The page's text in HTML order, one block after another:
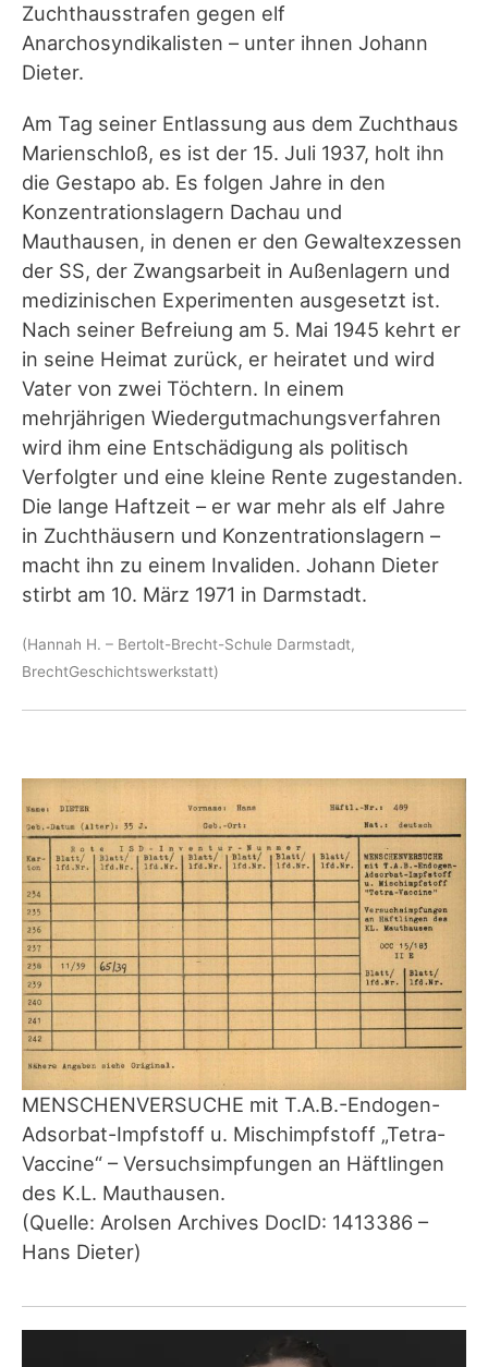
Zuchthausstrafen gegen elf
Anarchosyndikalisten – unter ihnen Johann
Dieter.
Am Tag seiner Entlassung aus dem Zuchthaus
Marienschloß, es ist der 15. Juli 1937, holt ihn
die Gestapo ab. Es folgen Jahre in den
Konzentrationslagern Dachau und
Mauthausen, in denen er den Gewaltexzessen
der SS, der Zwangsarbeit in Außenlagern und
medizinischen Experimenten ausgesetzt ist.
Nach seiner Befreiung am 5. Mai 1945 kehrt er
in seine Heimat zurück, er heiratet und wird
Vater von zwei Töchtern. In einem
mehrjährigen Wiedergutmachungsverfahren
wird ihm eine Entschädigung als politisch
Verfolgter und eine kleine Rente zugestanden.
Die lange Haftzeit – er war mehr als elf Jahre
in Zuchthäusern und Konzentrationslagern –
macht ihn zu einem Invaliden. Johann Dieter
stirbt am 10. März 1971 in Darmstadt.
(Hannah H. – Bertolt-Brecht-Schule Darmstadt,
BrechtGeschichtswerkstatt)
MENSCHENVERSUCHE mit T.A.B.-Endogen-
Adsorbat-Impfstoff u. Mischimpfstoff „Tetra-
Vaccine“ – Versuchsimpfungen an Häftlingen
des K.L. Mauthausen.
(Quelle: Arolsen Archives DocID: 1413386 –
Hans Dieter)